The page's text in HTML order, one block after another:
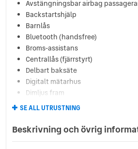
Avstängningsbar airbag
Backstartshjälp
Barnlås
Bluetooth (handsfree)
Broms-assistans
Centrallås (fjärrstyrt)
Delbart baksäte
Digitalt mätarhus
Dimljus fram
Elhissar (fram)
Euro 6
Fällbara baksäten
SE ALL UTRUSTNING
Beskrivning och övrig